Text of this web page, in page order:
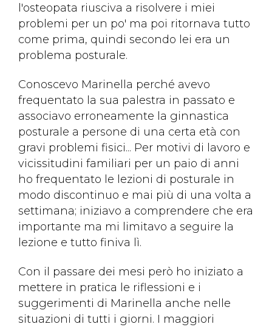
l'osteopata riusciva a risolvere i miei
problemi per un po' ma poi ritornava tutto
come prima, quindi secondo lei era un
problema posturale.
Conoscevo Marinella perché avevo
frequentato la sua palestra in passato e
associavo erroneamente la ginnastica
posturale a persone di una certa età con
gravi problemi fisici... Per motivi di lavoro e
vicissitudini familiari per un paio di anni
ho frequentato le lezioni di posturale in
modo discontinuo e mai più di una volta a
settimana; iniziavo a comprendere che era
importante ma mi limitavo a seguire la
lezione e tutto finiva lì.
Con il passare dei mesi però ho iniziato a
mettere in pratica le riflessioni e i
suggerimenti di Marinella anche nelle
situazioni di tutti i giorni. I maggiori